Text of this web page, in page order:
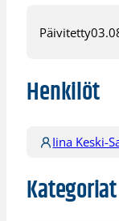
Päivitetty
Henkilöt
Iina Keski-
Kategoriat